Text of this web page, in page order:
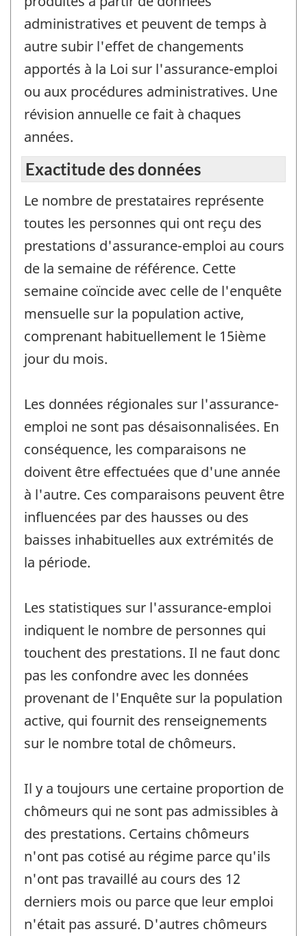
administratives et peuvent de temps à
autre subir l'effet de changements
apportés à la Loi sur l'assurance-emploi
ou aux procédures administratives. Une
révision annuelle ce fait à chaques
années.
Exactitude des données
Le nombre de prestataires représente
toutes les personnes qui ont reçu des
prestations d'assurance-emploi au cours
de la semaine de référence. Cette
semaine coïncide avec celle de l'enquête
mensuelle sur la population active,
comprenant habituellement le 15ième
jour du mois.
Les données régionales sur l'assurance-
emploi ne sont pas désaisonnalisées. En
conséquence, les comparaisons ne
doivent être effectuées que d'une année
à l'autre. Ces comparaisons peuvent être
influencées par des hausses ou des
baisses inhabituelles aux extrémités de
la période.
Les statistiques sur l'assurance-emploi
indiquent le nombre de personnes qui
touchent des prestations. Il ne faut donc
pas les confondre avec les données
provenant de l'Enquête sur la population
active, qui fournit des renseignements
sur le nombre total de chômeurs.
Il y a toujours une certaine proportion de
chômeurs qui ne sont pas admissibles à
des prestations. Certains chômeurs
n'ont pas cotisé au régime parce qu'ils
n'ont pas travaillé au cours des 12
derniers mois ou parce que leur emploi
n'était pas assuré. D'autres chômeurs